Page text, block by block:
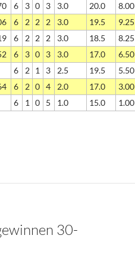
6 3 0 3 3.0 20.0
8.00
6 2 2 2 3.0 19.5
9.25
6 2 2 2 3.0 18.5
8.25
6 3 0 3 3.0 17.0
6.50
6 2 1 3 2.5 19.5
5.50
6 2 0 4 2.0 17.0
3.00
6 1 0 5 1.0 15.0 1.00
30-